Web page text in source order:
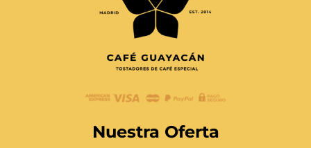
Nuestra Oferta